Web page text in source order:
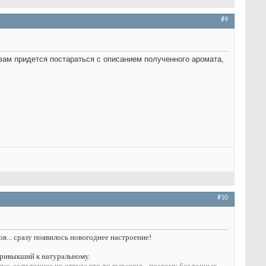
#9
придется постараться с описанием полученного аромата,
#10
сразу появилось новогоднее настроение!
к натуральному.